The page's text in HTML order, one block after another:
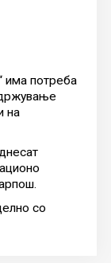
има потреба
на
со